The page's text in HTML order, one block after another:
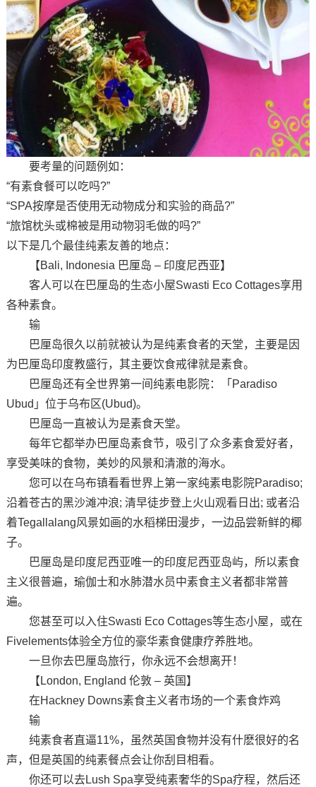
要考量的问题例如：
“有素食餐可以吃吗?”
“SPA按摩是否使用无动物成分和实验的商品?”
“旅馆枕头或棉被是用动物羽毛做的吗?”
以下是几个最佳纯素友善的地点：
【Bali, Indonesia 巴厘岛 – 印度尼西亚】
客人可以在巴厘岛的生态小屋Swasti Eco Cottages享用
各种素食。
输
巴厘岛很久以前就被认为是纯素食者的天堂，主要是因
为巴厘岛印度教盛行，其主要饮食戒律就是素食。
巴厘岛还有全世界第一间纯素电影院：「Paradiso
Ubud」位于乌布区(Ubud)。
巴厘岛一直被认为是素食天堂。
每年它都举办巴厘岛素食节，吸引了众多素食爱好者，
享受美味的食物，美妙的风景和清澈的海水。
您可以在乌布镇看看世界上第一家纯素电影院Paradiso;
沿着苍古的黑沙滩冲浪; 清早徒步登上火山观看日出; 或者沿
着Tegallalang风景如画的水稻梯田漫步，一边品尝新鲜的椰
子。
巴厘岛是印度尼西亚唯一的印度尼西亚岛屿，所以素食
主义很普遍，瑜伽士和水肺潜水员中素食主义者都非常普
遍。
您甚至可以入住Swasti Eco Cottages等生态小屋，或在
Fivelements体验全方位的豪华素食健康疗养胜地。
一旦你去巴厘岛旅行，你永远不会想离开！
【London, England 伦敦 – 英国】
在Hackney Downs素食主义者市场的一个素食炸鸡
输
纯素食者直逼11%，虽然英国食物并没有什麽很好的名
声，但是英国的纯素餐点会让你刮目相看。
你还可以去Lush Spa享受纯素奢华的Spa疗程，然后还